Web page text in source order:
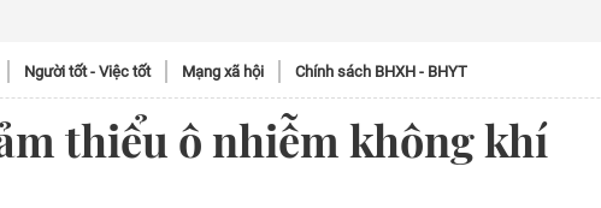
Người tốt - Việc tốt Mạng xã hội Chính sách BHXH - BHYT
thiểu ô nhiễm không khí